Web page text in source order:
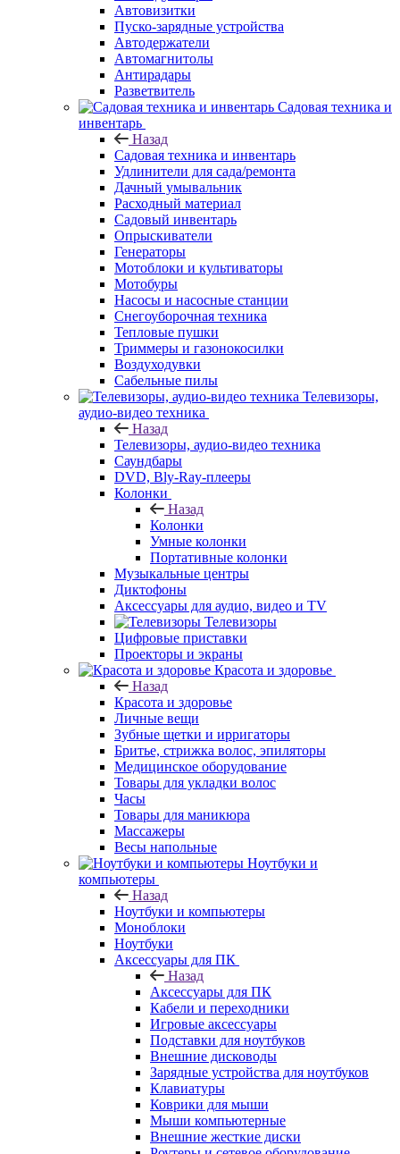
Автовизитки
Пуско-зарядные устройства
Автодержатели
Автомагнитолы
Антирадары
Разветвитель
Садовая техника и
инвентарь
Назад
Садовая техника и инвентарь
Удлинители для сада/ремонта
Дачный умывальник
Расходный материал
Садовый инвентарь
Опрыскиватели
Генераторы
Мотоблоки и культиваторы
Мотобуры
Насосы и насосные станции
Снегоуборочная техника
Тепловые пушки
Триммеры и газонокосилки
Воздуходувки
Сабельные пилы
Телевизоры,
аудио-видео техника
Назад
Телевизоры, аудио-видео техника
Саундбары
DVD, Bly-Ray-плееры
Колонки
Назад
Колонки
Умные колонки
Портативные колонки
Музыкальные центры
Диктофоны
Аксессуары для аудио, видео и TV
Телевизоры
Цифровые приставки
Проекторы и экраны
Красота и здоровье
Назад
Красота и здоровье
Личные вещи
Зубные щетки и ирригаторы
Бритье, стрижка волос, эпиляторы
Медицинское оборудование
Товары для укладки волос
Часы
Товары для маникюра
Массажеры
Весы напольные
Ноутбуки и
компьютеры
Назад
Ноутбуки и компьютеры
Моноблоки
Ноутбуки
Аксессуары для ПК
Назад
Аксессуары для ПК
Кабели и переходники
Игровые аксессуары
Подставки для ноутбуков
Внешние дисководы
Зарядные устройства для ноутбуков
Клавиатуры
Коврики для мыши
Мыши компьютерные
Внешние жесткие диски